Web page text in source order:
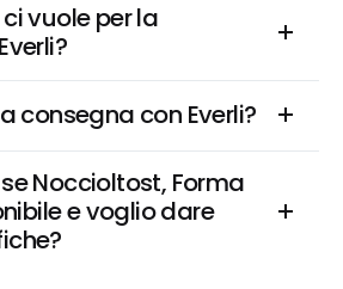
vuole per la
consegna con Everli?
Noccioltost, Forma
e voglio dare